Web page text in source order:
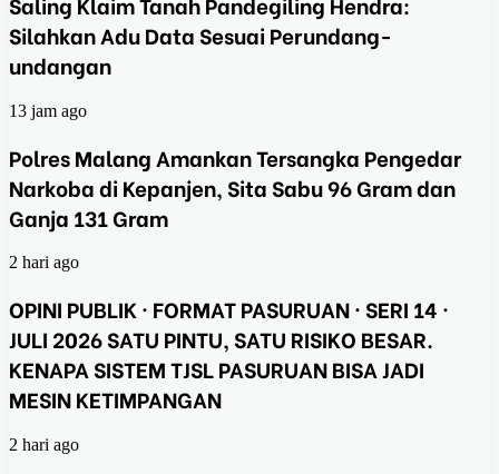
Silahkan Adu Data Sesuai Perundang-
undangan
13 jam ago
Polres Malang Amankan Tersangka Pengedar
Narkoba di Kepanjen, Sita Sabu 96 Gram dan
Ganja 131 Gram
2 hari ago
OPINI PUBLIK · FORMAT PASURUAN · SERI 14 ·
JULI 2026 SATU PINTU, SATU RISIKO BESAR.
KENAPA SISTEM TJSL PASURUAN BISA JADI
MESIN KETIMPANGAN
2 hari ago